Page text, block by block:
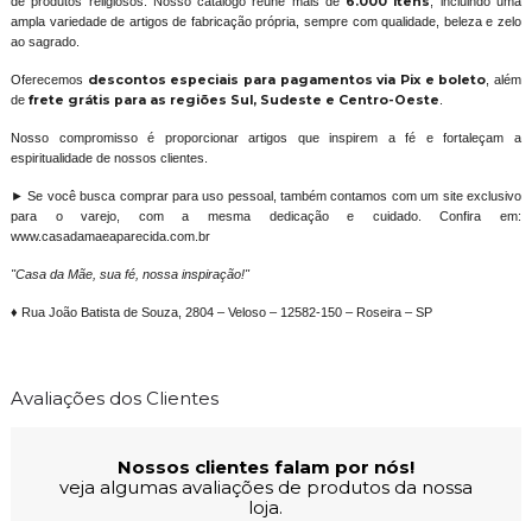
ampla variedade de artigos de fabricação própria, sempre com qualidade, beleza e zelo
ao sagrado.
Oferecemos descontos especiais para pagamentos via Pix e boleto , além
de frete grátis para as regiões Sul, Sudeste e Centro-Oeste
Nosso compromisso é proporcionar artigos que inspirem a fé e fortaleçam a
espiritualidade de nossos clientes.
► Se você busca comprar para uso pessoal, também contamos com um site exclusivo
para o varejo, com a mesma dedicação e cuidado. Confira em:
www.casadamaeaparecida.com.br
"Casa da Mãe, sua fé, nossa inspiração!"
♦ Rua João Batista de Souza, 2804 – Veloso – 12582-150 – Roseira – SP
Avaliações dos Clientes
Nossos clientes falam por nós!
veja algumas avaliações de produtos da nossa
loja.